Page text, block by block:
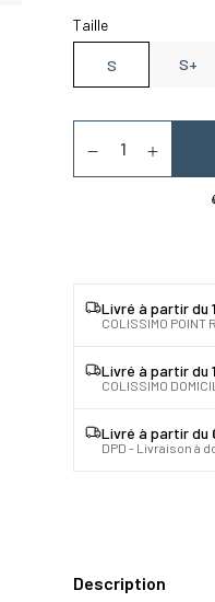
Taille
S S+
Livré à partir du
COLISSIMO POINT
Livré à partir du
COLISSIMO
Livré à partir du
DPD - Livraison à
Description